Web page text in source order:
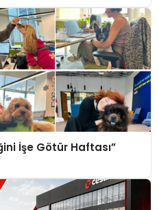
İşe Götür Haftası”